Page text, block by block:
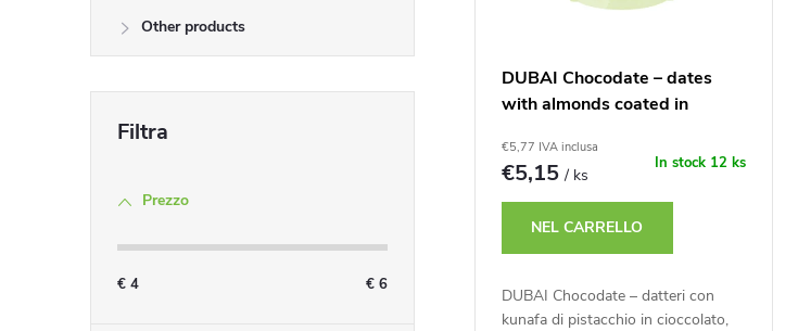
Other products
Prezzo
€ 4 € 6
DUBAI Chocodate – dates
with almonds coated in
€5,77 IVA inclusa
€5,15/ ks
In stock 12 ks
NEL CARRELLO
DUBAI Chocodate – datteri con
kunafa di pistacchio in cioccolato,